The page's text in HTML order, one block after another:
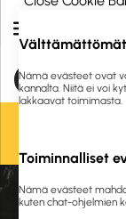
Oletko jo
Etusivu Siivous ja
Välttämättömät
Nämä evästeet ovat
kannalta. Niitä ei voi
lakkaavat toimimasta.
Toiminnalliset
Nämä evästeet
kuten chat-ohjelmien